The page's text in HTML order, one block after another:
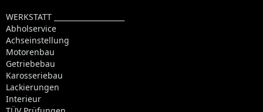
WERKSTATT ____________________
Abholservice
Achseinstellung
Motorenbau
Getriebebau
Karosseriebau
Lackierungen
Interieur